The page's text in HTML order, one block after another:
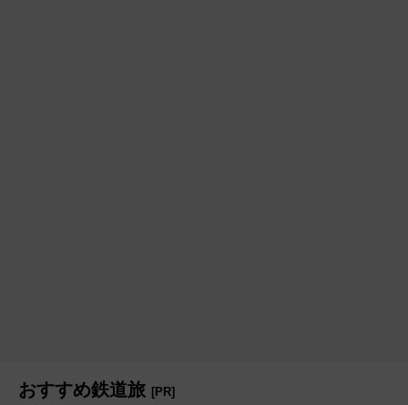
おすすめ鉄道旅 [PR]